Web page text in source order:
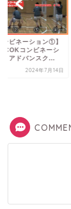
ンビネーション①】
COKコンビネーシ
アドバンスク...
2024年7月14日